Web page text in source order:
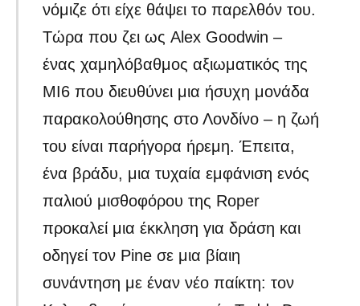
νόμιζε ότι είχε θάψει το παρελθόν του.
Τώρα που ζει ως Alex Goodwin –
ένας χαμηλόβαθμος αξιωματικός της
MI6 που διευθύνει μια ήσυχη μονάδα
παρακολούθησης στο Λονδίνο – η ζωή
του είναι παρήγορα ήρεμη. Έπειτα,
ένα βράδυ, μια τυχαία εμφάνιση ενός
παλιού μισθοφόρου της Roper
προκαλεί μια έκκληση για δράση και
οδηγεί τον Pine σε μια βίαιη
συνάντηση με έναν νέο παίκτη: τον